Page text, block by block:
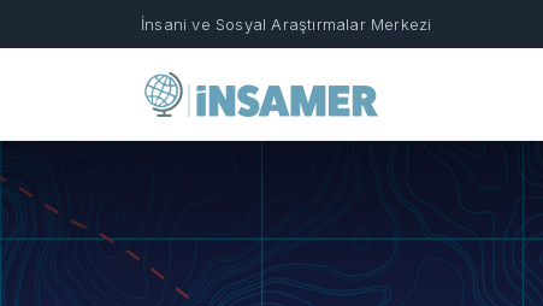
İnsani ve Sosyal Araştırmalar Merkezi